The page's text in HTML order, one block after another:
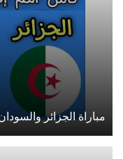
مباراة الجزائر